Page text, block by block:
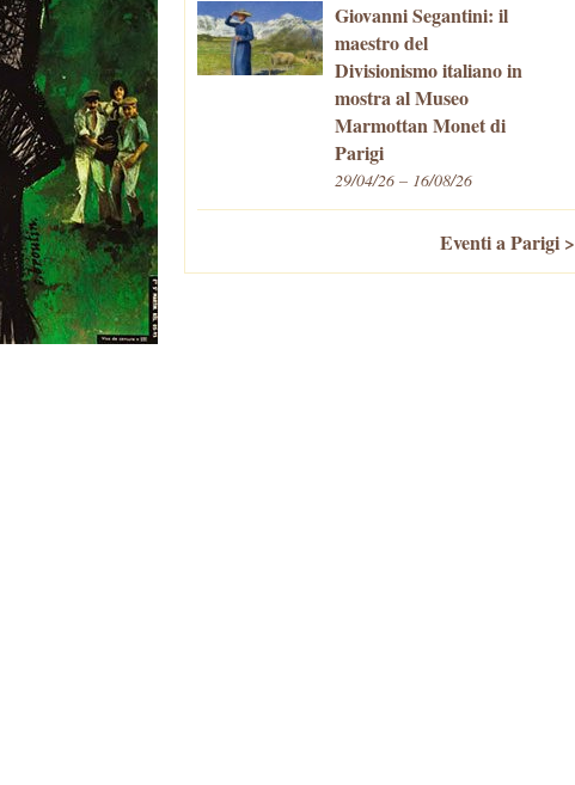
Giovanni Segantini: il
maestro del
Divisionismo italiano in
mostra al Museo
Marmottan Monet di
Parigi
29/04/26 – 16/08/26
Eventi a Parigi >